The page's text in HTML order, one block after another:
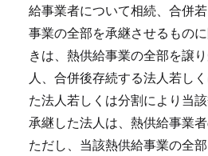
給事業者について相続、合併
事業の全部を承継させるもの
きは、熱供給事業の全部を譲
人、合併後存続する法人若し
た法人若しくは分割により当
承継した法人は、熱供給事業者
ただし、当該熱供給事業の全